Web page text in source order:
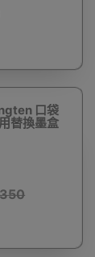
口袋
替換墨盒